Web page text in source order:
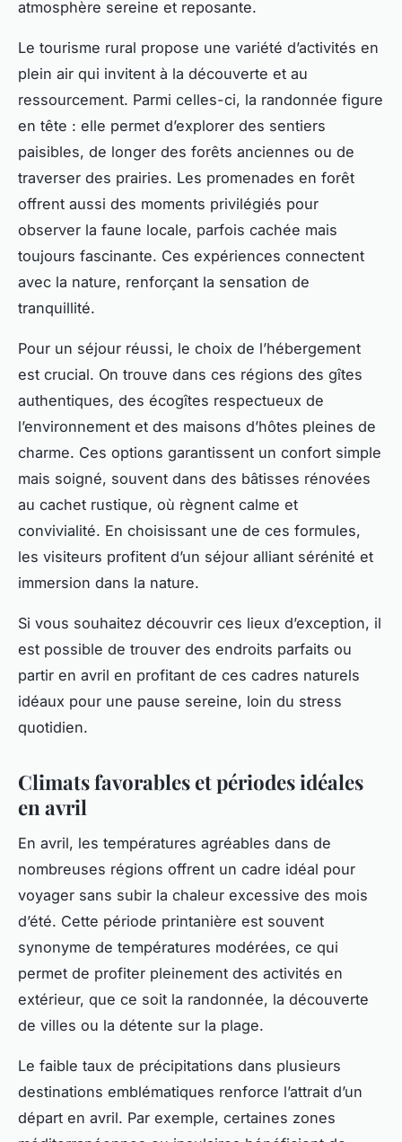
atmosphère sereine et reposante.
Le tourisme rural propose une variété d’activités en
plein air qui invitent à la découverte et au
ressourcement. Parmi celles-ci, la randonnée figure
en tête : elle permet d’explorer des sentiers
paisibles, de longer des forêts anciennes ou de
traverser des prairies. Les promenades en forêt
offrent aussi des moments privilégiés pour
observer la faune locale, parfois cachée mais
toujours fascinante. Ces expériences connectent
avec la nature, renforçant la sensation de
tranquillité.
Pour un séjour réussi, le choix de l’hébergement
est crucial. On trouve dans ces régions des gîtes
authentiques, des écogîtes respectueux de
l’environnement et des maisons d’hôtes pleines de
charme. Ces options garantissent un confort simple
mais soigné, souvent dans des bâtisses rénovées
au cachet rustique, où règnent calme et
convivialité. En choisissant une de ces formules,
les visiteurs profitent d’un séjour alliant sérénité et
immersion dans la nature.
Si vous souhaitez découvrir ces lieux d’exception, il
est possible de trouver des endroits parfaits ou
partir en avril en profitant de ces cadres naturels
idéaux pour une pause sereine, loin du stress
quotidien.
Climats favorables et périodes idéales
en avril
En avril, les températures agréables dans de
nombreuses régions offrent un cadre idéal pour
voyager sans subir la chaleur excessive des mois
d’été. Cette période printanière est souvent
synonyme de températures modérées, ce qui
permet de profiter pleinement des activités en
extérieur, que ce soit la randonnée, la découverte
de villes ou la détente sur la plage.
Le faible taux de précipitations dans plusieurs
destinations emblématiques renforce l’attrait d’un
départ en avril. Par exemple, certaines zones